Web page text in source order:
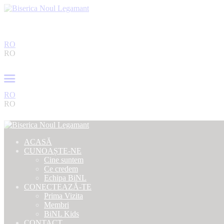
RO
RO
RO
RO
ACASĂ
CUNOAȘTE-NE
Cine suntem
Ce credem
Echipa BiNL
CONECTEAZĂ-TE
Prima Vizita
Membri
BiNL Kids